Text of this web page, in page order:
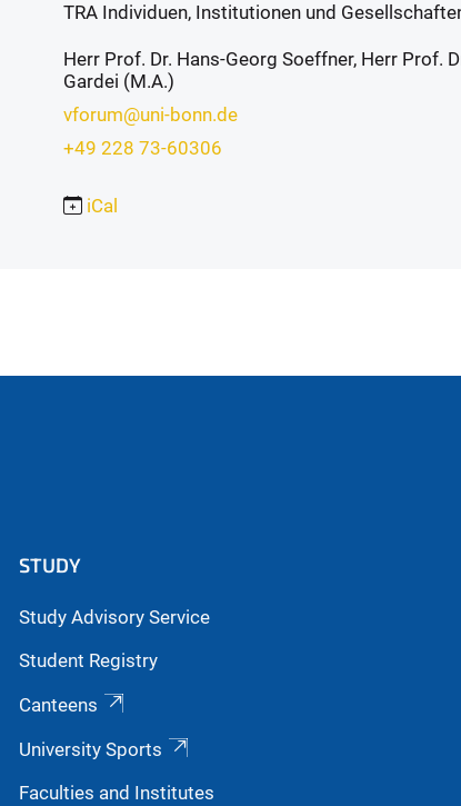
TRA Individuen, Institutionen und
Herr Prof. Dr. Hans-Georg Soeffner, Herr Prof.
Gardei (M.A.)
vforum@uni-bonn.de
+49 228 73-60306
iCal
STUDY
Study Advisory Service
Student Registry
Canteens
University Sports
Faculties and Institutes